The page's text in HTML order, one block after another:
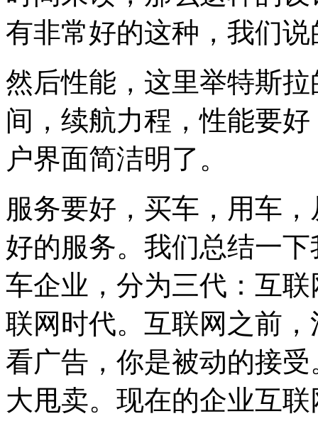
有非常好的这种，我们
然后性能，这里举特斯
间，续航力程，性能要
户界面简洁明了。
服务要好，买车，用车
好的服务。我们总结一
车企业，分为三代：互
联网时代。互联网之前
看广告，你是被动的接
大甩卖。现在的企业互